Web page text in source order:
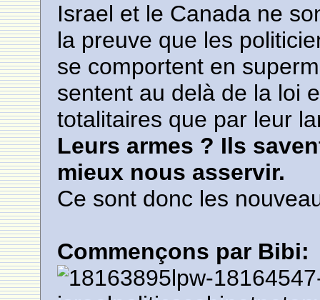
Israel et le Canada ne
la preuve que les
se comportent en
sentent au delà de la loi
totalitaires que par leur
Leurs armes ? Ils
mieux nous asservir.
Ce sont donc les
Commençons par Bibi: